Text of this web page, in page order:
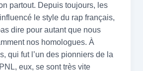
partout. Depuis toujours, les
le style du rap français,
dire pour autant que nous
nos homologues. À
qui fut l’un des pionniers de la
eux, se sont très vite